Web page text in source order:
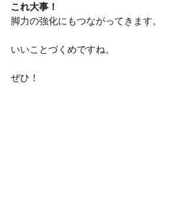
これ大事！
脚力の強化にもつながってきます。
いいことづくめですね。
ぜひ！